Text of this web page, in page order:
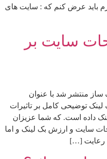
باید عرض کنم که : سایت های
سایت بر
ساز منتشر شد با عنوان
توضیحی کامل بر تاثیرات
داده است. که شما عزیزان
سایت و ارزش بک لینک و اما
رعایت […]